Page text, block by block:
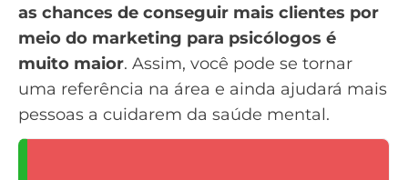
as chances de conseguir mais clientes por
meio do marketing para psicólogos é
muito maior. Assim, você pode se tornar
uma referência na área e ainda ajudará mais
pessoas a cuidarem da saúde mental.